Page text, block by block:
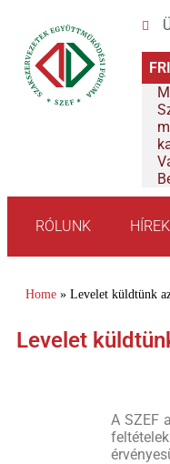
RÓLUNK HÍREK
Home » Levelet küldtünk
Levelet
A SZEF